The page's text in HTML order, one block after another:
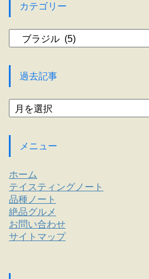
カテゴリー
テ
過去記事
過
去
メニュー
ホーム
テイスティングノート
品種ノート
絶品グルメ
お問い合わせ
サイトマップ